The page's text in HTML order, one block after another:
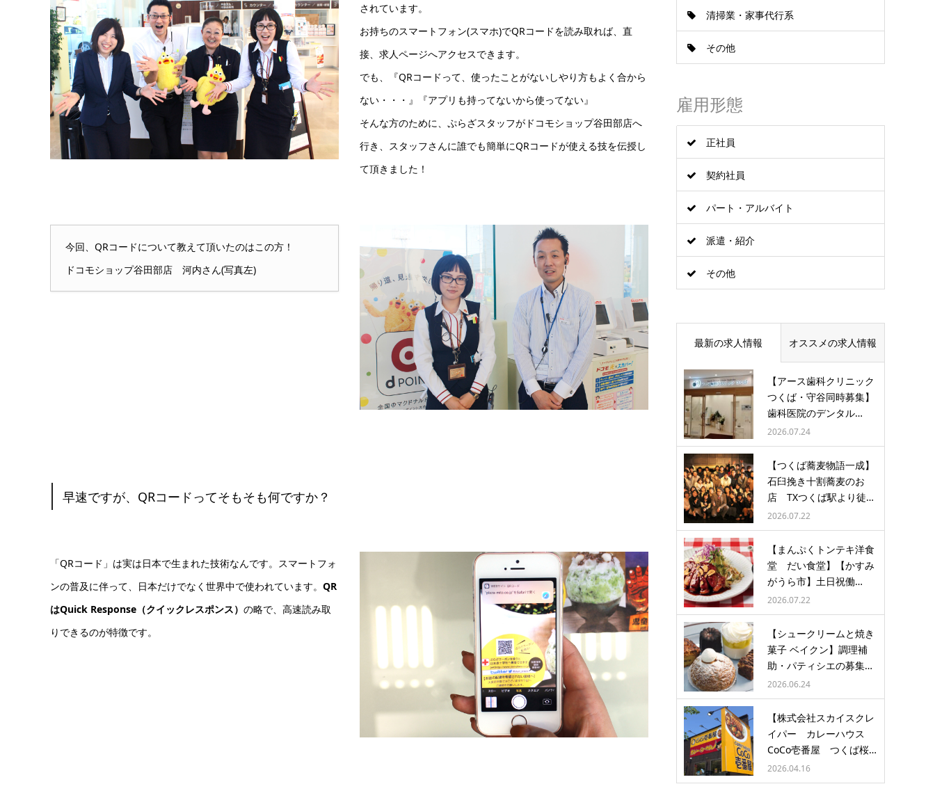
されています。
お持ちのスマートフォン(スマホ)でQRコードを読み取れば、直
接、求人ページへアクセスできます。
でも、『QRコードって、使ったことがないしやり方もよく合から
ない・・・』『アプリも持ってないから使ってない』
そんな方のために、ぷらざスタッフがドコモショップ谷田部店へ
行き、スタッフさんに誰でも簡単にQRコードが使える技を伝授し
て頂きました！
今回、QRコードについて教えて頂いたのはこの方！
ドコモショップ谷田部店 河内さん(写真左)
早速ですが、QRコードってそもそも何ですか？
「QRコード」は実は日本で生まれた技術なんです。スマートフォ
ンの普及に伴って、日本だけでなく世界中で使われています。 QR
はQuick Response（クイックレスポンス） の略で、高速読み取
りできるのが特徴です。
清掃業・家事代行系
その他
雇用形態
正社員
契約社員
パート・アルバイト
派遣・紹介
その他
最新の求人情報 オススメの求人情報
【アース歯科クリニック
つくば・守谷同時募集】
歯科医院のデンタル…
2026.07.24
【つくば蕎麦物語一成】
石臼挽き十割蕎麦のお
店 TXつくば駅より徒…
2026.07.22
【まんぷくトンテキ洋食
堂 だい食堂】【かすみ
がうら市】土日祝働…
2026.07.22
【シュークリームと焼き
菓子 ベイクン】調理補
助・パティシエの募集…
2026.06.24
【株式会社スカイスクレ
イパー カレーハウス
CoCo壱番屋 つくば桜…
2026.04.16